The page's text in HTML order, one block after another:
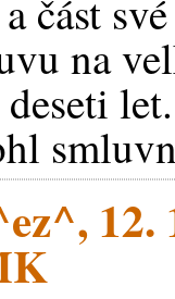
část
na
12.